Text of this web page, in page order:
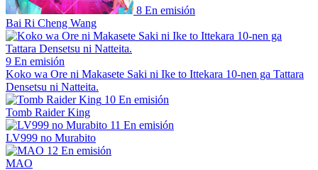
8 En emisión
Bai Ri Cheng Wang
9 En emisión
Koko wa Ore ni Makasete Saki ni Ike to Ittekara 10-nen ga Tattara
Densetsu ni Natteita.
10 En emisión
Tomb Raider King
11 En emisión
LV999 no Murabito
12 En emisión
MAO